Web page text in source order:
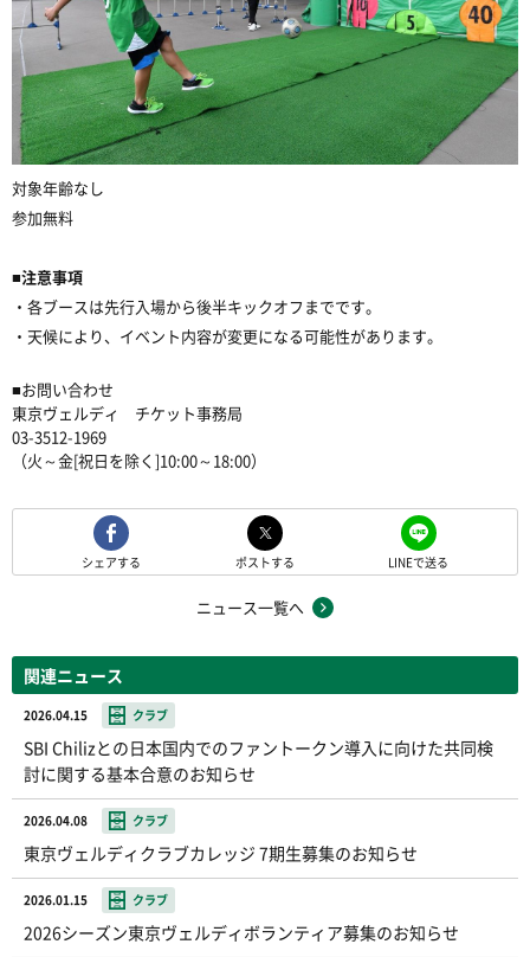
対象年齢なし
参加無料
■注意事項
・各ブースは先行入場から後半キックオフまでです。
・天候により、イベント内容が変更になる可能性があります。
■お問い合わせ
東京ヴェルディ チケット事務局
03-3512-1969
（火～金[祝日を除く]10:00～18:00）
シェアする ポストする LINEで送る
ニュース一覧へ
関連ニュース
2026.04.15 クラブ
SBI Chilizとの日本国内でのファントークン導入に向けた共同検
討に関する基本合意のお知らせ
2026.04.08 クラブ
東京ヴェルディクラブカレッジ 7期生募集のお知らせ
2026.01.15 クラブ
2026シーズン東京ヴェルディボランティア募集のお知らせ